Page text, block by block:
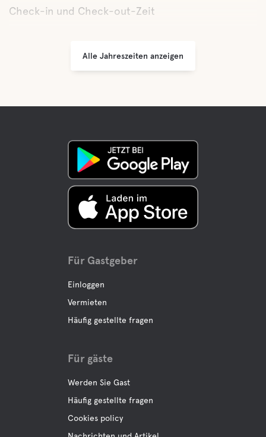
Frühstück
Buffe/Mittagessen
Haustiereinrichtungen
Haustierfreundlich
Check-in und Check-out-Zeit
Alle Jahreszeiten anzeigen
Für Gastgeber
Einloggen
Vermieten
Häufig gestellte fragen
Für gäste
Werden Sie Gast
Häufig gestellte fragen
Cookies policy